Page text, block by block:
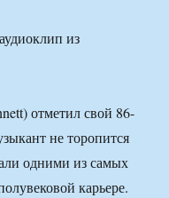
отметил свой 86-
не торопится
одними из самых
карьере.